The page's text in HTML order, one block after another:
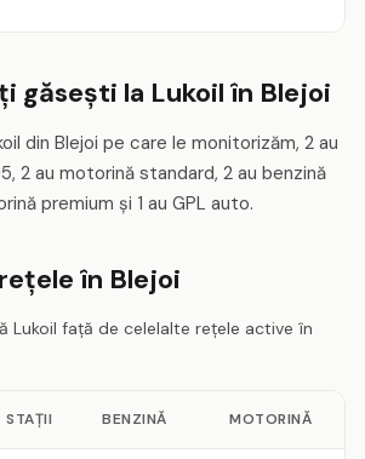
găsești la Lukoil în Blejoi
din Blejoi pe care le monitorizăm, 2 au
2 au motorină standard, 2 au benzină
premium și 1 au GPL auto.
în Blejoi
Lukoil față de celelalte rețele active în
STAȚII BENZINĂ MOTORINĂ